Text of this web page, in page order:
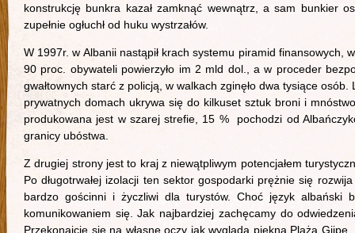
konstrukcję bunkra kazał zamknąć wewnątrz, a sam bunkier
zupełnie ogłuchł od huku wystrzałów.
W 1997r. w Albanii nastąpił krach systemu piramid
90 proc. obywateli powierzyło im 2 mld dol., a w proceder
gwałtownych starć z policją, w walkach zginęło dwa tysiące
prywatnych domach ukrywa się do kilkuset sztuk broni i
produkowana jest w szarej strefie, 15 % pochodzi od
granicy ubóstwa.
Z drugiej strony jest to kraj z niewątpliwym potencjałem
Po długotrwałej izolacji ten sektor gospodarki prężnie się
bardzo gościnni i życzliwi dla turystów. Choć język
komunikowaniem się. Jak najbardziej zachęcamy do
Przekonajcie się na własne oczy jak wygląda piękna Plaża